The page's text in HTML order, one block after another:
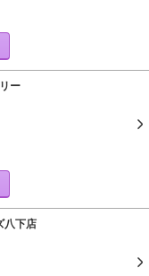
ー
八下店